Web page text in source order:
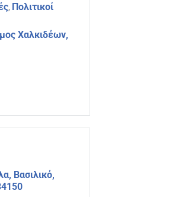
, Πολιτικοί
Χαλκιδέων,
Βασιλικό,